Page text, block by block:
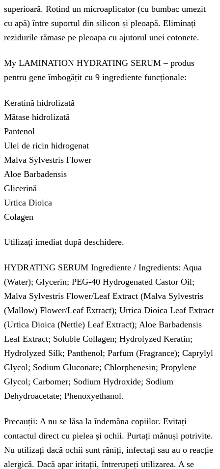
superioară. Rotind un microaplicator (cu bumbac umezit
cu apă) între suportul din silicon și pleoapă. Eliminați
rezidurile rămase pe pleoapa cu ajutorul unei cotonete.
My LAMINATION HYDRATING SERUM – produs
pentru gene îmbogățit cu 9 ingrediente funcționale:
Keratină hidrolizată
Mătase hidrolizată
Pantenol
Ulei de ricin hidrogenat
Malva Sylvestris Flower
Aloe Barbadensis
Glicerină
Urtica Dioica
Colagen
Utilizați imediat după deschidere.
HYDRATING SERUM Ingrediente / Ingredients: Aqua
(Water); Glycerin; PEG-40 Hydrogenated Castor Oil;
Malva Sylvestris Flower/Leaf Extract (Malva Sylvestris
(Mallow) Flower/Leaf Extract); Urtica Dioica Leaf Extract
(Urtica Dioica (Nettle) Leaf Extract); Aloe Barbadensis
Leaf Extract; Soluble Collagen; Hydrolyzed Keratin;
Hydrolyzed Silk; Panthenol; Parfum (Fragrance); Caprylyl
Glycol; Sodium Gluconate; Chlorphenesin; Propylene
Glycol; Carbomer; Sodium Hydroxide; Sodium
Dehydroacetate; Phenoxyethanol.
Precauții: A nu se lăsa la îndemâna copiilor. Evitați
contactul direct cu pielea și ochii. Purtați mănuși potrivite.
Nu utilizați dacă ochii sunt răniți, infectați sau au o reacție
alergică. Dacă apar iritații, întrerupeți utilizarea. A se